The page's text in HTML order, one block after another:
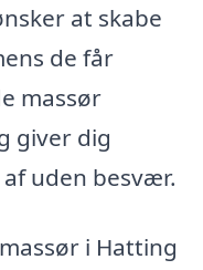
at skabe
de får
massør
giver dig
uden besvær.
i Hatting